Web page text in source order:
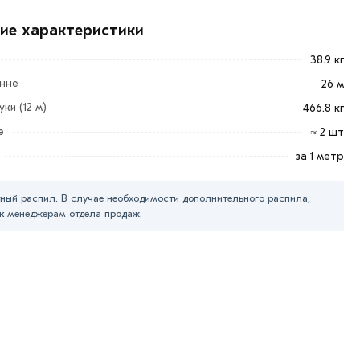
в течение 7 дней (наличие чека обязательно).
характеристики
38.9 кг
26 м
(12 м)
466.8 кг
≈ 2 шт
за 1 метр
распил. В случае необходимости дополнительного распила,
менеджерам отдела продаж.